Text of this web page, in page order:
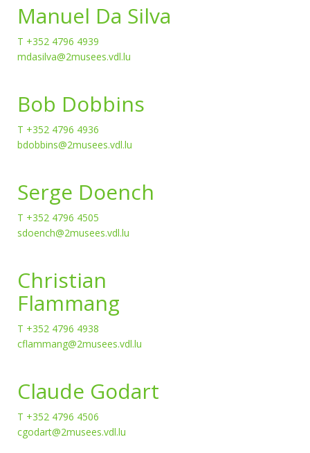
Manuel Da Silva
T +352 4796 4939
mdasilva@2musees.vdl.lu
Bob Dobbins
T +352 4796 4936
bdobbins@2musees.vdl.lu
Serge Doench
T +352 4796 4505
sdoench@2musees.vdl.lu
Christian
Flammang
T +352 4796 4938
cflammang@2musees.vdl.lu
Claude Godart
T +352 4796 4506
cgodart@2musees.vdl.lu